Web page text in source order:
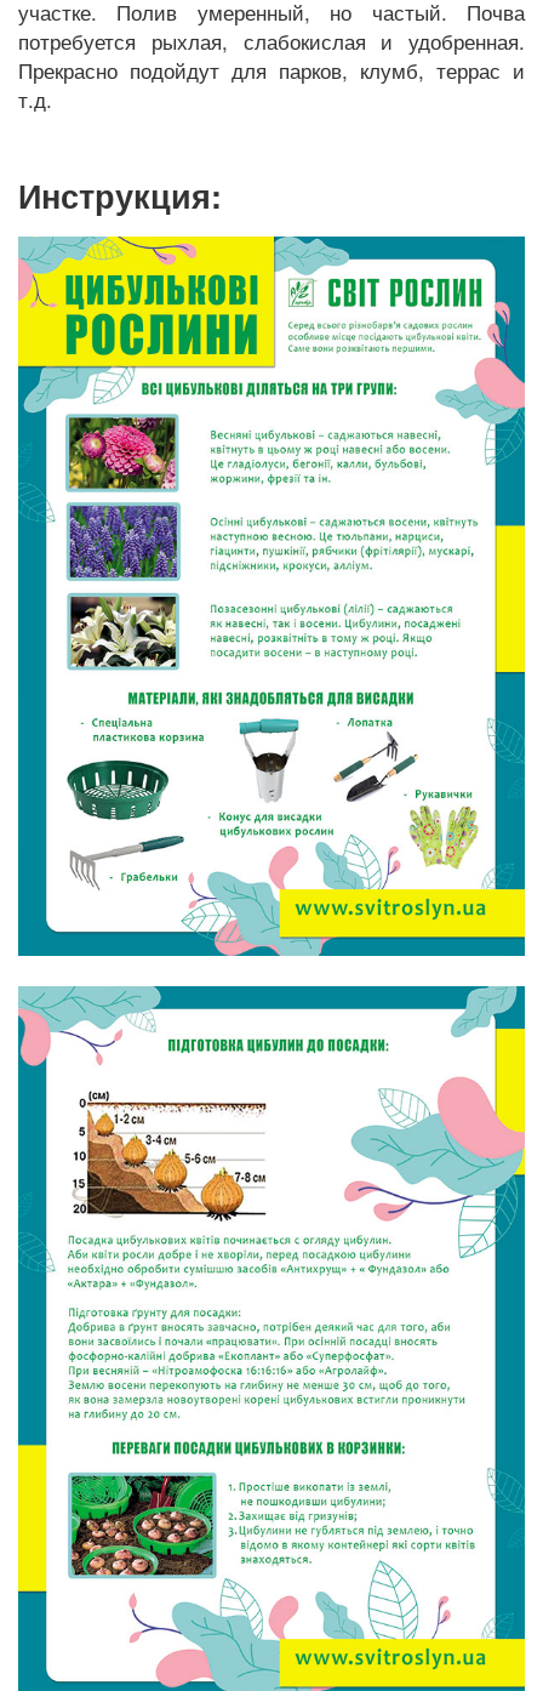
участке. Полив умеренный, но частый. Почва
потребуется рыхлая, слабокислая и удобренная.
Прекрасно подойдут для парков, клумб, террас и
т.д.
Инструкция: